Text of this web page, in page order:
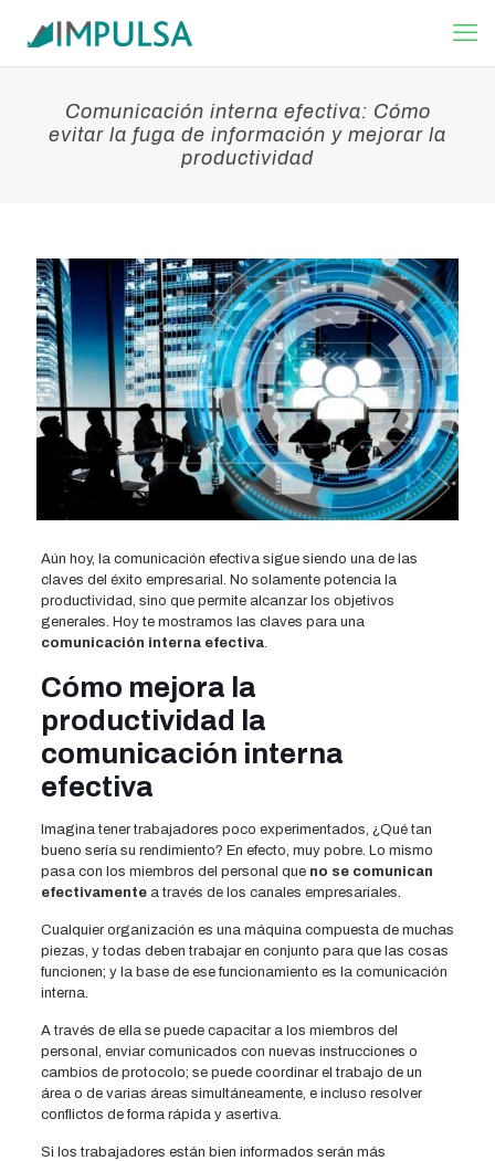
Comunicación interna efectiva: Cómo
evitar la fuga de información y mejorar la
productividad
Aún hoy, la comunicación efectiva sigue siendo una de las
claves del éxito empresarial. No solamente potencia la
productividad, sino que permite alcanzar los objetivos
generales. Hoy te mostramos las claves para una
comunicación interna efectiva.
Cómo mejora la
productividad la
comunicación interna
efectiva
Imagina tener trabajadores poco experimentados, ¿Qué tan
bueno sería su rendimiento? En efecto, muy pobre. Lo mismo
pasa con los miembros del personal que no se comunican
efectivamente a través de los canales empresariales.
Cualquier organización es una máquina compuesta de muchas
piezas, y todas deben trabajar en conjunto para que las cosas
funcionen; y la base de ese funcionamiento es la comunicación
interna.
A través de ella se puede capacitar a los miembros del
personal, enviar comunicados con nuevas instrucciones o
cambios de protocolo; se puede coordinar el trabajo de un
área o de varias áreas simultáneamente, e incluso resolver
conflictos de forma rápida y asertiva.
Si los trabajadores están bien informados serán más